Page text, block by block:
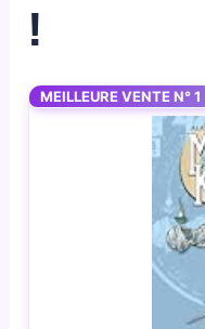
!
MEILLEURE VENTE N° 1